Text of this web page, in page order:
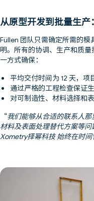
从原型开发到批量生
Füllen 团队只需确定所需的
明。所有的协调、生产和质
一方式确保：
平均交付时间为 12 天，项
通过严格的工程检查保证生
对可制造性、材料选择和
“我们能够从合适的联系人那
材料及表面处理替代方案等问
Xometry择幂科技 始终在时间